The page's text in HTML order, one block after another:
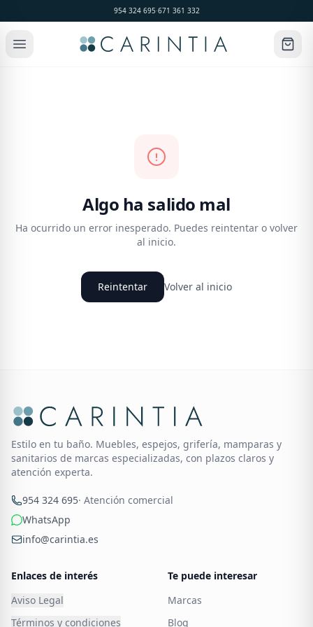
954 324 695·671 361 332
Algo ha salido mal
Ha ocurrido un error inesperado. Puedes reintentar o volver
al inicio.
Reintentar Volver al inicio
Estilo en tu baño. Muebles, espejos, grifería, mamparas y
sanitarios de marcas especializadas, con plazos claros y
atención experta.
954 324 695· Atención comercial
WhatsApp
info@carintia.es
Enlaces de interés
Aviso Legal
Términos y condiciones
Te puede interesar
Marcas
Blog